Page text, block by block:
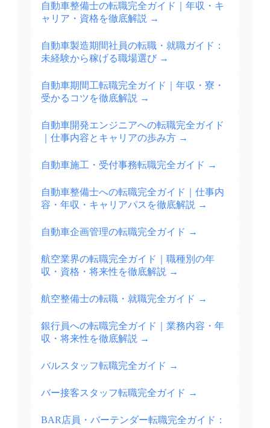
自動車整備士の転職完全ガイド｜年収・キ
ャリア・資格を徹底解説 →
自動車製造期間社員の転職・就職ガイド：
未経験から稼げる職場選び →
自動車期間工転職完全ガイド｜年収・寮・
受かるコツを徹底解説 →
自動車開発エンジニアへの転職完全ガイド
｜仕事内容とキャリアの歩み方 →
自動車施工・受付事務転職完全ガイド →
自動車整備士への転職完全ガイド｜仕事内
容・年収・キャリアパスを徹底解説 →
自動車企画管理の転職完全ガイド →
航空業界の転職完全ガイド｜職種別の年
収・資格・将来性を徹底解説 →
航空整備士の転職・就職完全ガイド →
銀行員への転職完全ガイド｜業務内容・年
収・将来性を徹底解説 →
バルスタッフ転職完全ガイド →
バー接客スタッフ転職完全ガイド →
BAR店員・バーテンダー転職完全ガイド：